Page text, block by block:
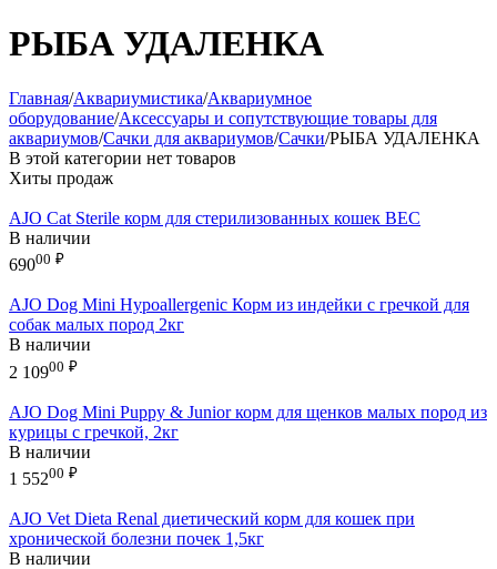
РЫБА УДАЛЕНКА
Главная/Аквариумистика/Аквариумное
оборудование/Аксессуары и сопутствующие товары для
аквариумов/Сачки для аквариумов/Сачки/РЫБА УДАЛЕНКА
В этой категории нет товаров
Хиты продаж
AJO Cat Sterile корм для стерилизованных кошек ВЕС
В наличии
69000 ₽
AJO Dog Mini Hypoallergenic Корм из индейки с гречкой для
собак малых пород 2кг
В наличии
2 10900 ₽
AJO Dog Mini Puppy & Junior корм для щенков малых пород из
курицы с гречкой, 2кг
В наличии
1 55200 ₽
AJO Vet Dieta Renal диетический корм для кошек при
хронической болезни почек 1,5кг
В наличии